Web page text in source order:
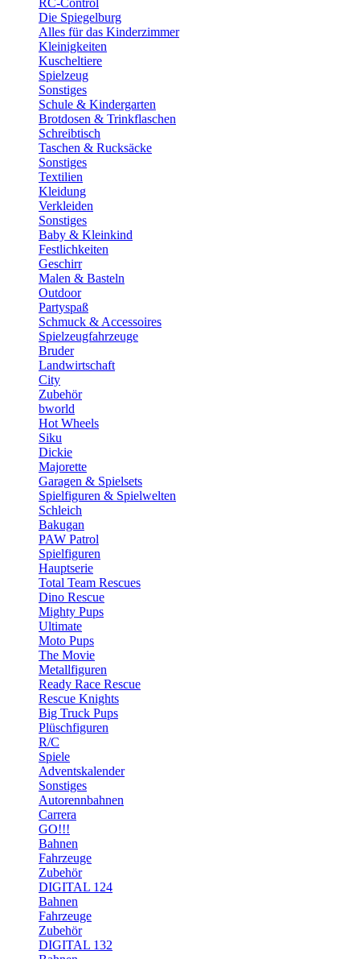
RC-Control
Die Spiegelburg
Alles für das Kinderzimmer
Kleinigkeiten
Kuscheltiere
Spielzeug
Sonstiges
Schule & Kindergarten
Brotdosen & Trinkflaschen
Schreibtisch
Taschen & Rucksäcke
Sonstiges
Textilien
Kleidung
Verkleiden
Sonstiges
Baby & Kleinkind
Festlichkeiten
Geschirr
Malen & Basteln
Outdoor
Partyspaß
Schmuck & Accessoires
Spielzeugfahrzeuge
Bruder
Landwirtschaft
City
Zubehör
bworld
Hot Wheels
Siku
Dickie
Majorette
Garagen & Spielsets
Spielfiguren & Spielwelten
Schleich
Bakugan
PAW Patrol
Spielfiguren
Hauptserie
Total Team Rescues
Dino Rescue
Mighty Pups
Ultimate
Moto Pups
The Movie
Metallfiguren
Ready Race Rescue
Rescue Knights
Big Truck Pups
Plüschfiguren
R/C
Spiele
Adventskalender
Sonstiges
Autorennbahnen
Carrera
GO!!!
Bahnen
Fahrzeuge
Zubehör
DIGITAL 124
Bahnen
Fahrzeuge
Zubehör
DIGITAL 132